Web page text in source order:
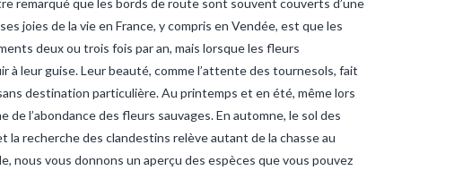
sandre-vendee sardines sardines-
vendee
tanche
tanche-vendee
truite
vendee-pêche
remarqué que les bords de route sont souvent couverts d’une
joies de la vie en France, y compris en Vendée, est que les
deux ou trois fois par an, mais lorsque les fleurs
à leur guise. Leur beauté, comme l’attente des tournesols, fait
destination particulière. Au printemps et en été, même lors
l’abondance des fleurs sauvages. En automne, le sol des
la recherche des clandestins relève autant de la chasse au
nous vous donnons un aperçu des espèces que vous pouvez